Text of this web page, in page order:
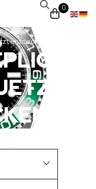
0
Online /
entdecken